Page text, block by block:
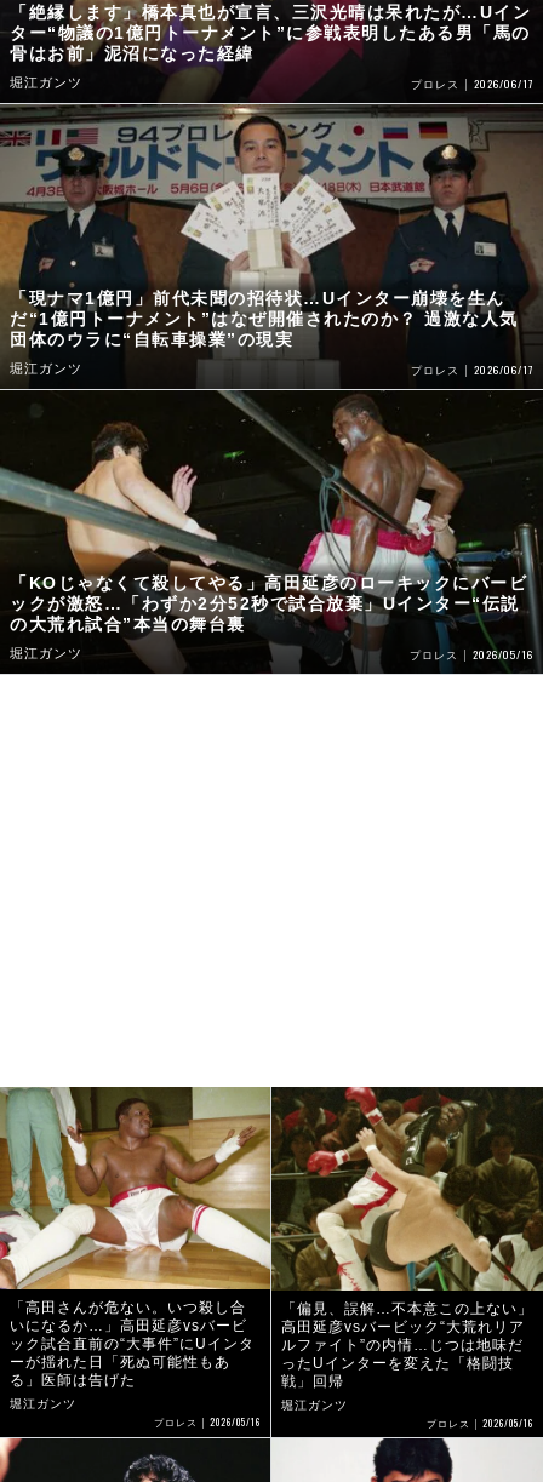
「絶縁します」橋本真也が宣言、三沢光晴は呆れたが…Uイン
ター“物議の1億円トーナメント”に参戦表明したある男「馬の
骨はお前」泥沼になった経緯
堀江ガンツ プロレス 2026/06/17
「現ナマ1億円」前代未聞の招待状…Uインター崩壊を生ん
だ“1億円トーナメント”はなぜ開催されたのか？ 過激な人気
団体のウラに“自転車操業”の現実
堀江ガンツ プロレス 2026/06/17
「KOじゃなくて殺してやる」高田延彦のローキックにバービ
ックが激怒…「わずか2分52秒で試合放棄」Uインター“伝説
の大荒れ試合”本当の舞台裏
堀江ガンツ プロレス 2026/05/16
「高田さんが危ない。いつ殺し合
いになるか…」高田延彦vsバービ
ック試合直前の“大事件”にUインタ
ーが揺れた日「死ぬ可能性もあ
る」医師は告げた
堀江ガンツ
プロレス 2026/05/16
「偏見、誤解…不本意この上ない」
高田延彦vsバービック“大荒れリア
ルファイト”の内情…じつは地味だ
ったUインターを変えた「格闘技
戦」回帰
堀江ガンツ
プロレス 2026/05/16